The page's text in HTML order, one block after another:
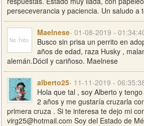
perseceverancia y paciencia. Un saludo a
Maelnese- 01-08-2019 -
Busco sin prisa un perrito en
años de edad, raza Husky ,
alemán.Dócil y cariñoso. Maelnese
alberto25- 11-11-2019 -
Hola que tal , soy Alberto y
2 años y me gustaría cruzarla
primera cruza . Si te interesa te dejo mi
virg25@hotmail.com Soy del Estado de